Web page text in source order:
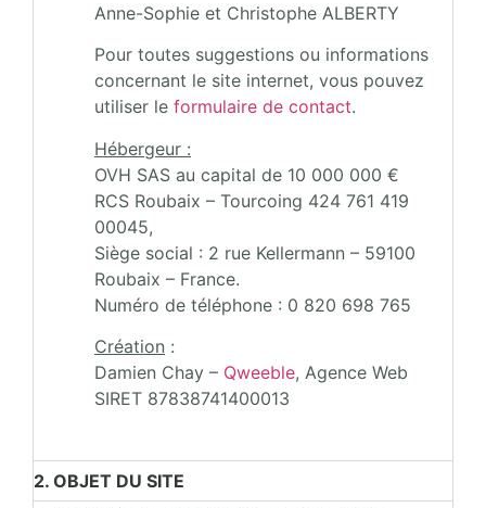
Anne-Sophie et Christophe ALBERTY
Pour toutes suggestions ou informations
concernant le site internet, vous pouvez
utiliser le formulaire de contact.
Hébergeur :
OVH SAS au capital de 10 000 000 €
RCS Roubaix – Tourcoing 424 761 419
00045,
Siège social : 2 rue Kellermann – 59100
Roubaix – France.
Numéro de téléphone : 0 820 698 765
Création :
Damien Chay – Qweeble, Agence Web
SIRET 87838741400013
2. OBJET DU SITE